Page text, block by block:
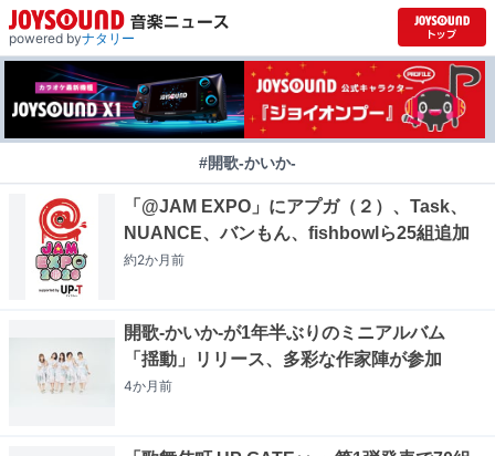
powered byナタリー
#開歌-かいか-
「@JAM EXPO」にアプガ（２）、Task、
NUANCE、バンもん、fishbowlら25組追加
約2か月前
開歌-かいか-が1年半ぶりのミニアルバム
「揺動」リリース、多彩な作家陣が参加
4か月前